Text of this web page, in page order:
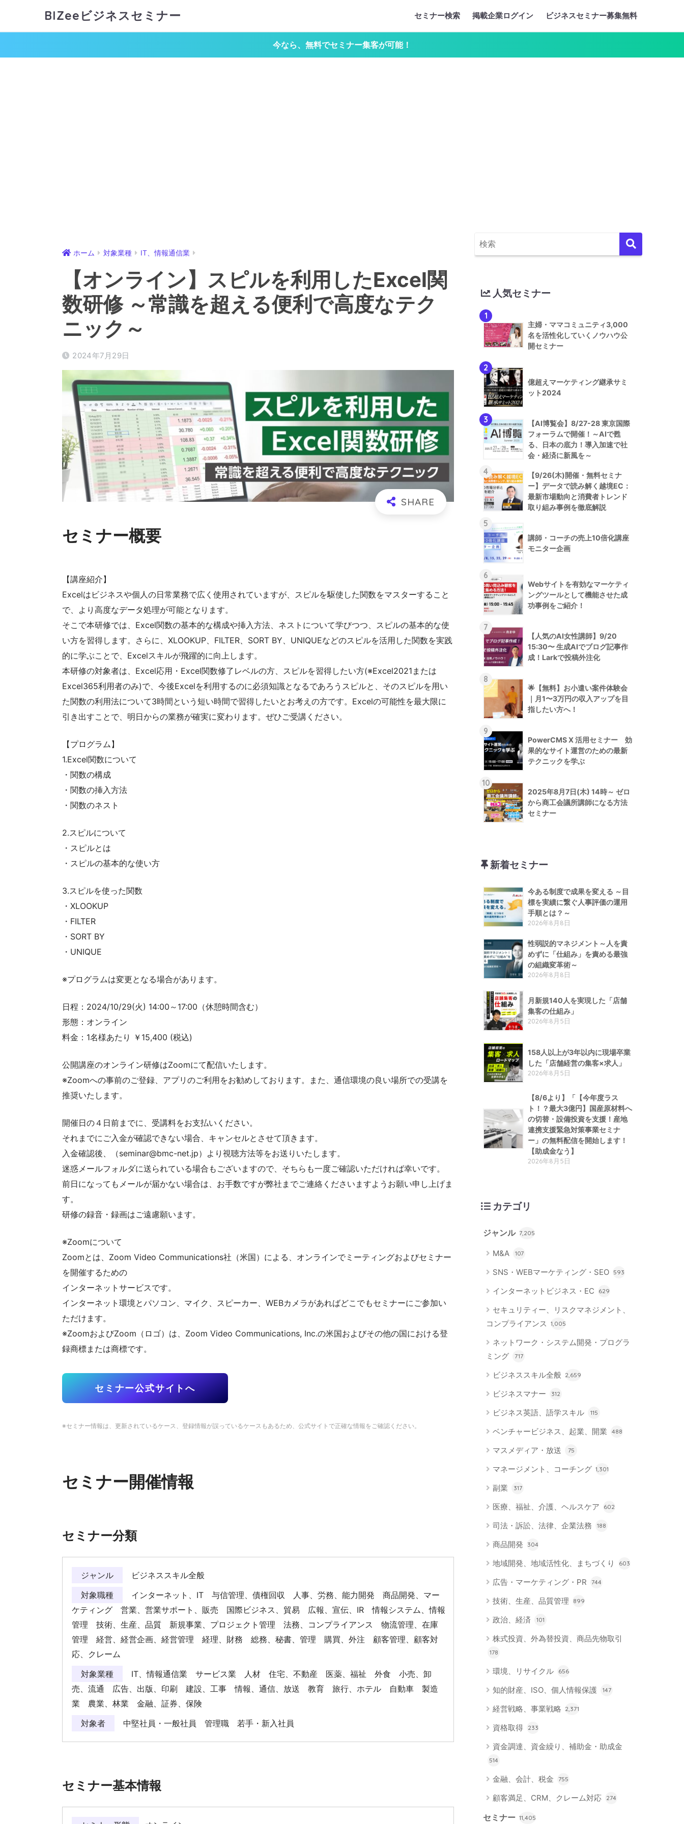
BIZeeビジネスセミナー セミナー検索 掲載企業ログイン ビジネスセミナー募集無料
今なら、無料でセミナー集客が可能！
ホーム 対象業種 IT、情報通信業
【オンライン】スピルを利用したExcel関
数研修 ～常識を超える便利で高度なテク
ニック～
2024年7月29日
セミナー概要
【講座紹介】
Excelはビジネスや個人の日常業務で広く使用されていますが、スピルを駆使した関数をマスターすること
で、より高度なデータ処理が可能となります。
そこで本研修では、Excel関数の基本的な構成や挿入方法、ネストについて学びつつ、スピルの基本的な使
い方を習得します。さらに、XLOOKUP、FILTER、SORT BY、UNIQUEなどのスピルを活用した関数を実践
的に学ぶことで、Excelスキルが飛躍的に向上します。
本研修の対象者は、Excel応用・Excel関数修了レベルの方、スピルを習得したい方(※Excel2021または
Excel365利用者のみ)で、今後Excelを利用するのに必須知識となるであろうスピルと、そのスピルを用い
た関数の利用法について3時間という短い時間で習得したいとお考えの方です。Excelの可能性を最大限に
引き出すことで、明日からの業務が確実に変わります。ぜひご受講ください。
【プログラム】
1.Excel関数について
・関数の構成
・関数の挿入方法
・関数のネスト
2.スピルについて
・スピルとは
・スピルの基本的な使い方
3.スピルを使った関数
・XLOOKUP
・FILTER
・SORT BY
・UNIQUE
※プログラムは変更となる場合があります。
日程：2024/10/29(火) 14:00～17:00（休憩時間含む）
形態：オンライン
料金：1名様あたり ￥15,400 (税込)
公開講座のオンライン研修はZoomにて配信いたします。
※Zoomへの事前のご登録、アプリのご利用をお勧めしております。また、通信環境の良い場所での受講を
推奨いたします。
開催日の４日前までに、受講料をお支払いください。
それまでにご入金が確認できない場合、キャンセルとさせて頂きます。
入金確認後、（seminar@bmc-net.jp）より視聴方法等をお送りいたします。
迷惑メールフォルダに送られている場合もございますので、そちらも一度ご確認いただければ幸いです。
前日になってもメールが届かない場合は、お手数ですが弊社までご連絡くださいますようお願い申し上げま
す。
研修の録音・録画はご遠慮願います。
※Zoomについて
Zoomとは、Zoom Video Communications社（米国）による、オンラインでミーティングおよびセミナー
を開催するための
インターネットサービスです。
インターネット環境とパソコン、マイク、スピーカー、WEBカメラがあればどこでもセミナーにご参加い
ただけます。
※ZoomおよびZoom（ロゴ）は、Zoom Video Communications, Inc.の米国およびその他の国における登
録商標または商標です。
セミナー公式サイトへ
※セミナー情報は、更新されているケース、登録情報が誤っているケースもあるため、公式サイトで正確な情報をご確認ください。
セミナー開催情報
セミナー分類
ジャンル
ビジネススキル全般
対象職種
インターネット、IT 与信管理、債権回収 人事、労務、能力開発 商品開発、マー
ケティング 営業、営業サポート、販売 国際ビジネス、貿易 広報、宣伝、IR 情報システム、情報
管理 技術、生産、品質 新規事業、プロジェクト管理 法務、コンプライアンス 物流管理、在庫
管理 経営、経営企画、経営管理 経理、財務 総務、秘書、管理 購買、外注 顧客管理、顧客対
応、クレーム
対象業種
IT、情報通信業 サービス業 人材 住宅、不動産 医薬、福祉 外食 小売、卸
売、流通 広告、出版、印刷 建設、工事 情報、通信、放送 教育 旅行、ホテル 自動車 製造
業 農業、林業 金融、証券、保険
対象者
中堅社員・一般社員 管理職 若手・新入社員
セミナー基本情報
人気セミナー
1
主婦・ママコミュニティ3,000
名を活性化していくノウハウ公
開セミナー
2
億超えマーケティング継承サミ
ット2024
3
【AI博覧会】8/27-28 東京国際
フォーラムで開催！～AIで甦
る、日本の底力！導入加速で社
会・経済に新風を～
4
【9/26(木)開催・無料セミナ
ー】データで読み解く越境EC：
最新市場動向と消費者トレンド
取り組み事例を徹底解説
5
講師・コーチの売上10倍化講座
モニター企画
6
Webサイトを有効なマーケティ
ングツールとして機能させた成
功事例をご紹介！
7
【人気のAI女性講師】9/20
15:30〜 生成AIでブログ記事作
成！Larkで投稿外注化
8
🌟【無料】お小遣い案件体験会
｜月1〜3万円の収入アップを目
指したい方へ！
9
PowerCMS X 活用セミナー 効
果的なサイト運営のための最新
テクニックを学ぶ
10
2025年8月7日(木) 14時～ ゼロ
から商工会議所講師になる方法
セミナー
新着セミナー
今ある制度で成果を変える ～目
標を実績に繋ぐ人事評価の運用
手順とは？～
2026年8月8日
性弱説的​マネジメント​～人を責
めずに「仕組み」を責める​最強
の組織変革術​～
2026年8月8日
月新規140人を実現した「店舗
集客の仕組み」
2026年8月5日
158人以上が3年以内に現場卒業
した「店舗経営の集客×求人」
2026年8月5日
【8/6より】「【今年度ラス
ト！？最大3億円】国産原材料へ
の切替・設備投資を支援！産地
連携支援緊急対策事業セミナ
ー」の無料配信を開始します！
【助成金なう】
2026年8月5日
カテゴリ
ジャンル 7,205
M&A 107
SNS・WEBマーケティング・SEO 593
インターネットビジネス・EC 629
セキュリティー、リスクマネジメント、
コンプライアンス 1,005
ネットワーク・システム開発・プログラ
ミング
717
ビジネススキル全般 2,659
ビジネスマナー 312
ビジネス英語、語学スキル 115
ベンチャービジネス、起業、開業 488
マスメディア・放送 75
マネージメント、コーチング 1,301
副業 317
医療、福祉、介護、ヘルスケア 602
司法・訴訟、法律、企業法務 188
商品開発 304
地域開発、地域活性化、まちづくり 603
広告・マーケティング・PR 744
技術、生産、品質管理 899
政治、経済 101
株式投資、外為替投資、商品先物取引
178
環境、リサイクル 656
知的財産、ISO、個人情報保護 147
経営戦略、事業戦略 2,371
資格取得 233
資金調達、資金繰り、補助金・助成金
514
金融、会計、税金 755
顧客満足、CRM、クレーム対応 274
セミナー 11,405